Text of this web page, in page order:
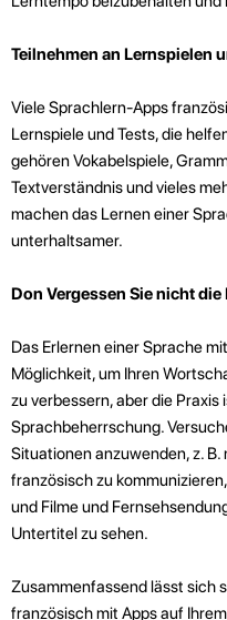
Teilnehmen an Lernspielen
Viele Sprachlern-Apps
Lernspiele und Tests, die
gehören Vokabelspiele,
Textverständnis und vieles
machen das Lernen einer
unterhaltsamer.
Don Vergessen Sie nicht die
Das Erlernen einer Sprache
Möglichkeit, um Ihren
zu verbessern, aber die
Sprachbeherrschung.
Situationen anzuwenden, z.
französisch zu
und Filme und
Untertitel zu sehen.
Zusammenfassend lässt sich
französisch mit Apps auf